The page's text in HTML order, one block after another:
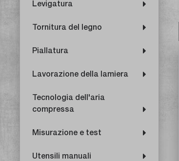
Levigatura
Tornitura del legno
Piallatura
Lavorazione della lamiera
Tecnologia dell'aria
compressa
Misurazione e test
Utensili manuali